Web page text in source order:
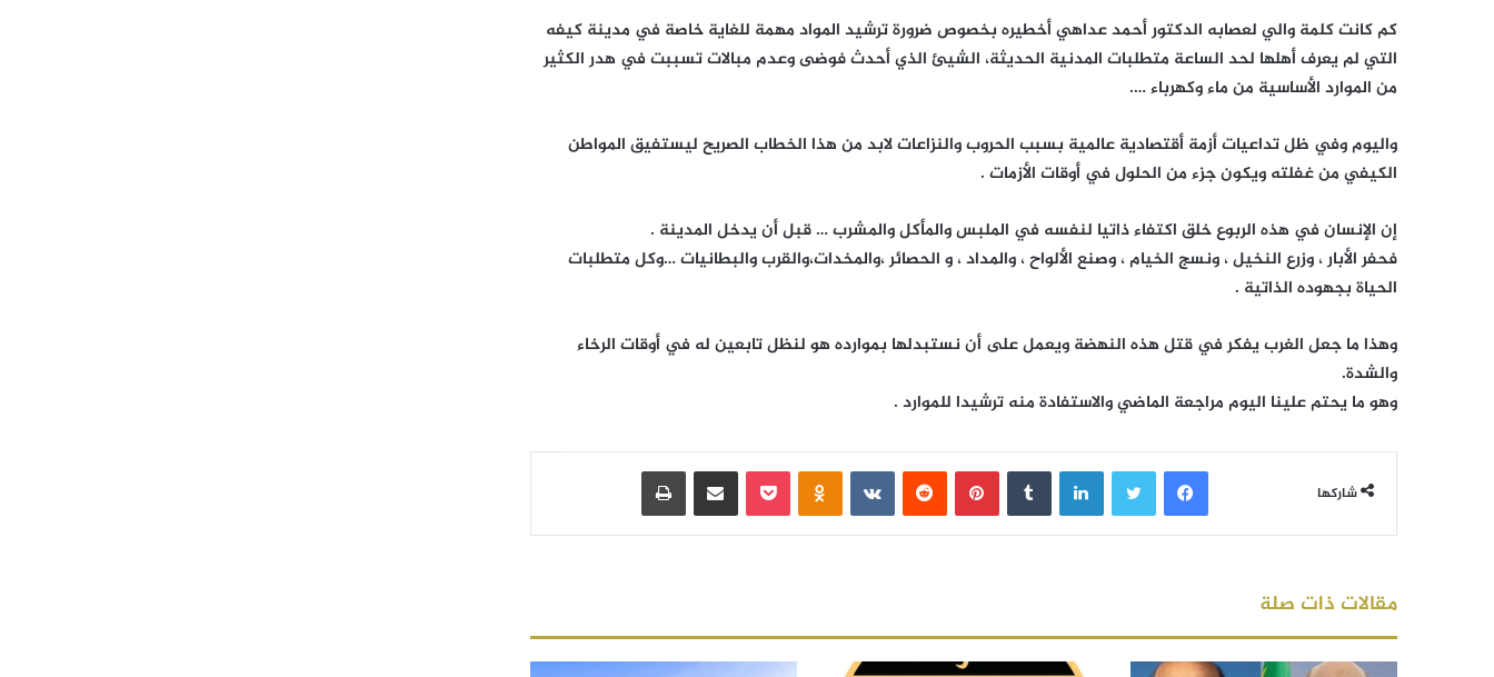
كم كانت كلمة والي لعصابه الدكتور أحمد عداهي أخطيره بخصوص ضرورة ترشيد المواد مهمة للغاية خاصة في مدينة كيفه
التي لم يعرف أهلها لحد الساعة متطلبات المدنية الحديثة، الشيئ الذي أحدث فوضى وعدم مبالات تسببت في هدر الكثير
من الموارد الأساسية من ماء وكهرباء ….
واليوم وفي ظل تداعيات أزمة أقتصادية عالمية بسبب الحروب والنزاعات لابد من هذا الخطاب الصريح ليستفيق المواطن
الكيفي من غفلته ويكون جزء من الحلول في أوقات الأزمات .
إن الإنسان في هذه الربوع خلق اكتفاء ذاتيا لنفسه في الملبس والمأكل والمشرب … قبل أن يدخل المدينة .
فحفر الأبار ، وزرع النخيل ، ونسج الخيام ، وصنع الألواح ، والمداد ، و الحصائر ،والمخدات،والقرب والبطانيات …وكل متطلبات
الحياة بجهوده الذاتية .
وهذا ما جعل الغرب يفكر في قتل هذه النهضة ويعمل على أن نستبدلها بموارده هو لنظل تابعين له في أوقات الرخاء
والشدة.
وهو ما يحتم علينا اليوم مراجعة الماضي والاستفادة منه ترشيدا للموارد .
شاركها
فيسبوك لينكدإن بينتيريست بوكيت مشاركة عبر البريد
مقالات ذات صلة